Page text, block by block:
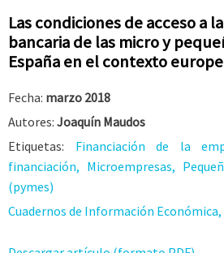
Las condiciones de acceso a
bancaria de las micro y
España en el contexto
Fecha: marzo 2018
Autores: Joaquín Maudos
Etiquetas: Financiación de la
financiación, Microempresas,
(pymes)
Cuadernos de Información